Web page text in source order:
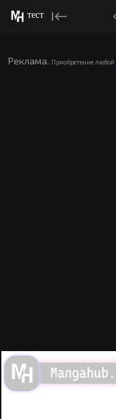
тест
Реклама. Приобретение любой